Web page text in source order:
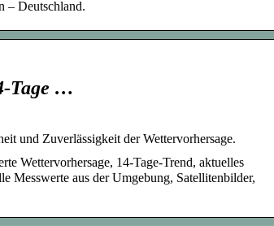
– Deutschland.
Tage …
und Zuverlässigkeit der Wettervorhersage.
Wettervorhersage, 14-Tage-Trend, aktuelles
Messwerte aus der Umgebung, Satellitenbilder,